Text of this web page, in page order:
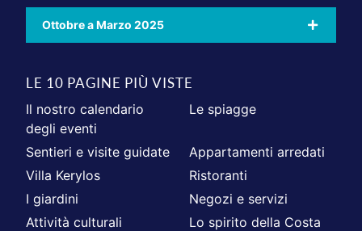
Ottobre a Marzo 2025
LE 10 PAGINE PIÙ VISTE
Il nostro calendario
degli eventi
Le spiagge
Sentieri e visite guidate
Appartamenti arredati
Villa Kerylos
Ristoranti
I giardini
Negozi e servizi
Attività culturali
Lo spirito della Costa